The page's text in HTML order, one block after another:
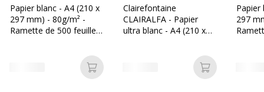
Papier blanc - A4 (210 x
297 mm) - 80g/m² -
Ramette de 500 feuilles
Ajouter au panier
Clairefontaine
CLAIRALFA - Papier
ultra blanc - A4 (210 x
Ajouter au
Papier
297